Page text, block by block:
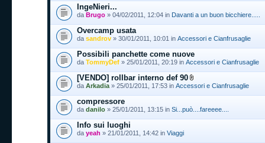
IngeNieri...
da Brugo » 04/02/2011, 12:04 in Davanti a un buon bicchiere.....
Overcamp usata
da sandrov » 30/01/2011, 10:01 in Accessori e Cianfrusaglie
Possibili panchette come nuove
da TommyDef » 25/01/2011, 20:19 in Accessori e Cianfrusaglie
[VENDO] rollbar interno def 90
da Arkadia » 25/01/2011, 17:53 in Accessori e Cianfrusaglie
compressore
da danilo » 25/01/2011, 13:15 in Si...può....fareeee....
Info sui luoghi
da yeah » 21/01/2011, 14:42 in Viaggi